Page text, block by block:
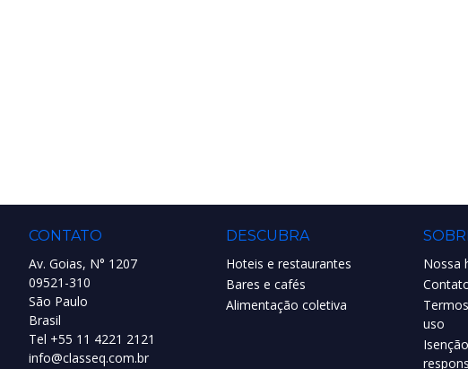
CONTATO
Av. Goias, N° 1207
09521-310
São Paulo
Brasil
Tel +55 11 4221 2121
info@classeq.com.br
DESCUBRA
Hoteis e restaurantes
Bares e cafés
Alimentação coletiva
Nossa
uso